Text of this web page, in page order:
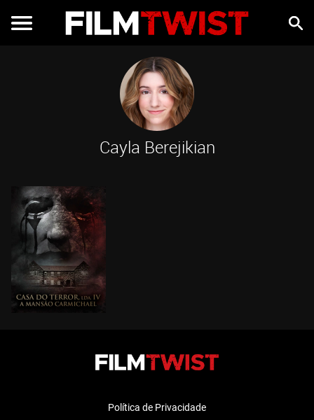
Cayla Berejikian
Política de Privacidade